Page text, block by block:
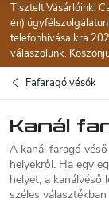
Tisztelt Vásárlóink!
én)
telefonhívásaikra
válaszolunk.
Fafaragó vésők
Kanál
A kanál faragó
helyekről. Ha egy
helyet, a kanálvéső
széles